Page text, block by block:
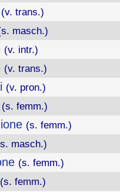
(v. trans.)
masch.)
(v. intr.)
(v. trans.)
(v. pron.)
(s. femm.)
(s. femm.)
masch.)
(s. femm.)
(s. femm.)